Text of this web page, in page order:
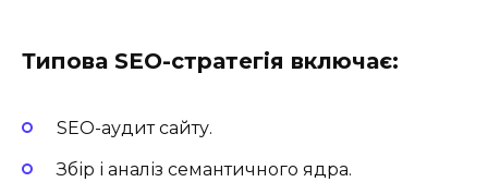
Типова SEO-стратегія включає:
SEO-аудит сайту.
Збір і аналіз семантичного ядра.